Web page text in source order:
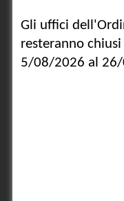
Ordine Avvocati